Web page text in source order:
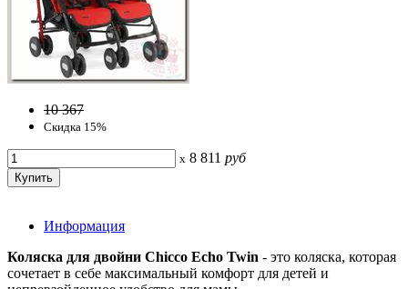
10 367
Скидка 15%
x 8 811 руб
Информация
Коляска для двойни Chicco Echo Twin - это коляска, которая
сочетает в себе максимальный комфорт для детей и